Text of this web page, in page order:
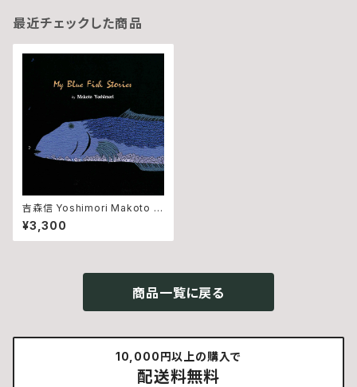
最近チェックした商品
吉森信 Yoshimori Makoto -
My Blue Fish Stories (CD)
¥3,300
商品一覧に戻る
10,000円以上の購入で
配送料無料